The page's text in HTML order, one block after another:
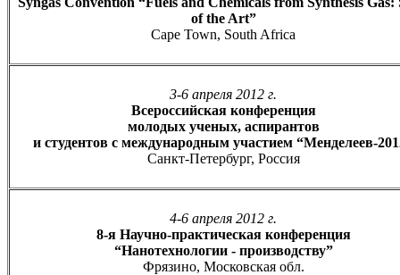
of the Art”
Cape Town, South Africa
3-6 апреля 2012 г.
Всероссийская конференция
молодых ученых, аспирантов
и студентов с международным участием “Менделеев-
Санкт-Петербург, Россия
4-6 апреля 2012 г.
8-я Научно-практическая конференция
“Нанотехнологии - производству”
Фрязино, Московская обл.